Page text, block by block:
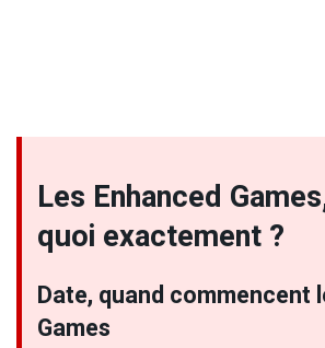
Les Enhanced
quoi exactement ?
Date, quand commencent
Games